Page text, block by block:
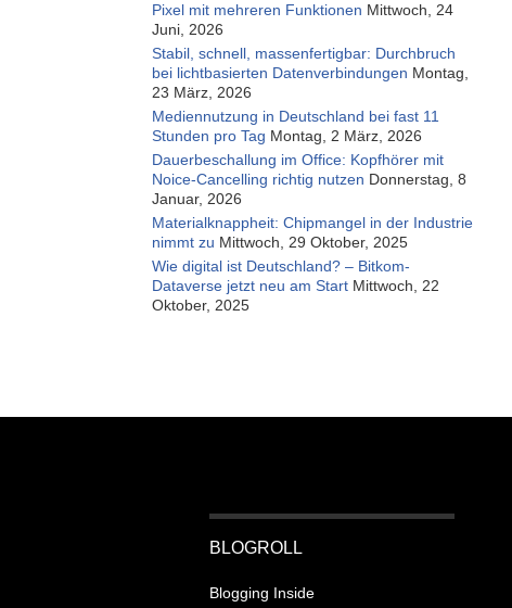
Pixel mit mehreren Funktionen Mittwoch, 24
Juni, 2026
Stabil, schnell, massenfertigbar: Durchbruch
bei lichtbasierten Datenverbindungen Montag,
23 März, 2026
Mediennutzung in Deutschland bei fast 11
Stunden pro Tag Montag, 2 März, 2026
Dauerbeschallung im Office: Kopfhörer mit
Noice-Cancelling richtig nutzen Donnerstag, 8
Januar, 2026
Materialknappheit: Chipmangel in der Industrie
nimmt zu Mittwoch, 29 Oktober, 2025
Wie digital ist Deutschland? – Bitkom-
Dataverse jetzt neu am Start Mittwoch, 22
Oktober, 2025
BLOGROLL
Blogging Inside